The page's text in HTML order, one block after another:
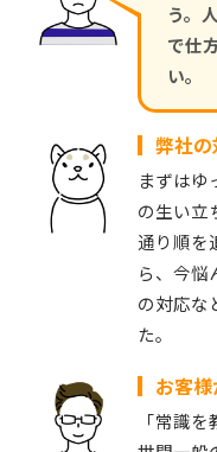
う。
で仕
い。
弊社
まずはゆ
の生い立
通り順を
ら、今悩
の対応な
た。
お客
「常識